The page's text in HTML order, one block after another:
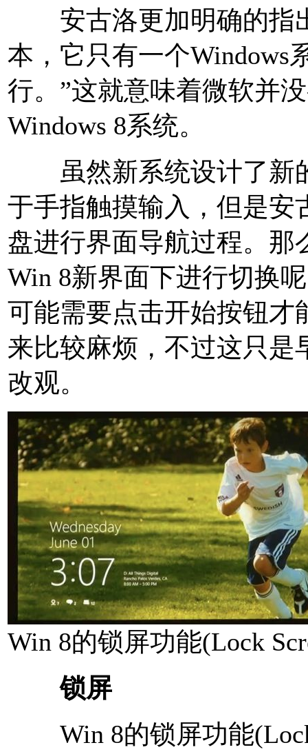
安古洛更加明确的指出
本，它只有一个Windows
行。”这就意味着微软并
Windows 8系统。
虽然新系统设计了新
于手指触摸输入，但是安
盘进行界面导航过程。那
Win 8新界面下进行切换
可能需要点击开始按钮才
来比较麻烦，不过这只是
改观。
Win 8的锁屏功能(Lock
锁屏
Win 8的锁屏功能(Lock